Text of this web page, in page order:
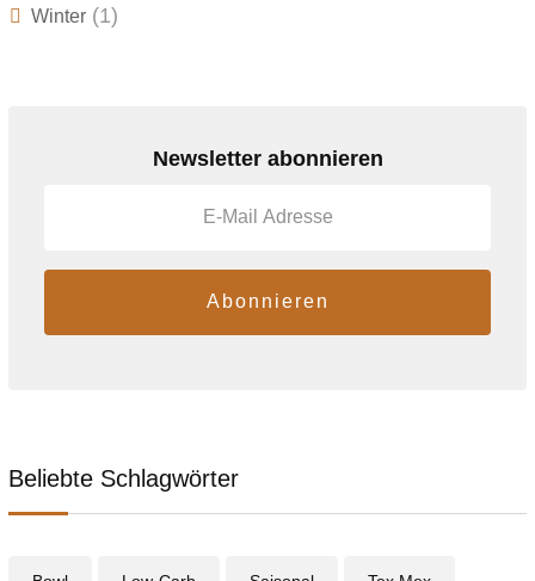
Winter (1)
Newsletter abonnieren
Abonnieren
Beliebte Schlagwörter